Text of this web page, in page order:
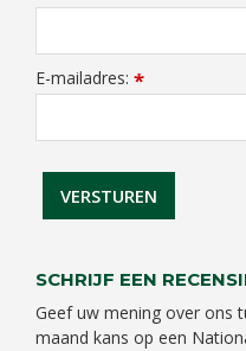
E-mailadres: *
SCHRIJF EEN
Geef uw mening over ons
maand kans op een